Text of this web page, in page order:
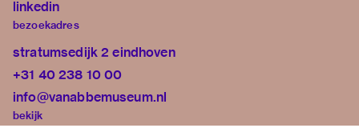
linkedin
bezoekadres
stratumsedijk 2 eindhoven
+31 40 238 10 00
info@vanabbemuseum.nl
bekijk